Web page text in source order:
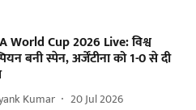
World Cup 2026 Live: विश्व
बनी स्पेन, अर्जेंटीना को 1-0 से दी
Kumar 20 Jul 2026